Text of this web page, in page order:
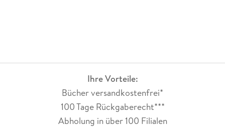
Ihre Vorteile:
Bücher versandkostenfrei*
100 Tage Rückgaberecht***
Abholung in über 100 Filialen